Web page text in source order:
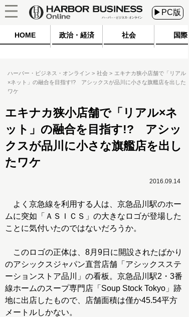
▶PC版
HOME 政治・経済 社会 国際
ハーバー・ビジネス・オンライン 社会
エキナカ狭小店舗で「リアル
×ネット」の融合を目指す!? アシックスが品川に小さな旗艦店を出した
ワケ
エキナカ狭小店舗で「リアル×ネ
ット」の融合を目指す!? アシッ
クスが品川に小さな旗艦店を出し
たワケ
2016.09.14
よく京急線を利用する人は、京急品川駅のホー
ムに突如「ＡＳＩＣＳ」の大きなロゴが登場した
ことに気付いたのではないだろうか。
このロゴの正体は、8月9日に開設されたばかり
のアシックスジャパン直営店舗「アシックスステ
ーションストア品川」の看板。京急品川駅2・3番
線ホームのスープ専門店「Soup Stock Tokyo」跡
地に出店したもので、店舗面積は僅か45.54平方
メートルしかない。